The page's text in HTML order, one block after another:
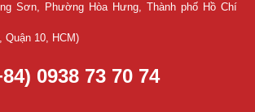
Sơn, Phường Hòa Hưng, Thành phố Hồ Chí
10, HCM)
0938 73 70 74